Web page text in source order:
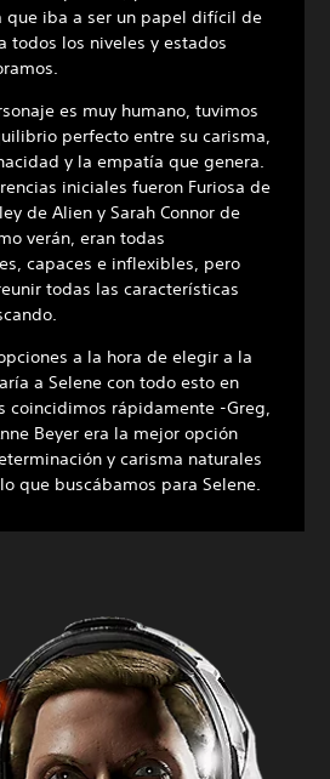
que iba a ser un papel difícil de
todos los niveles y estados
es muy humano, tuvimos
perfecto entre su carisma,
y la empatía que genera.
iniciales fueron Furiosa de
de Alien y Sarah Connor de
verán, eran todas
capaces e inflexibles, pero
todas las características
a la hora de elegir a la
a Selene con todo esto en
coincidimos rápidamente -Greg,
Beyer era la mejor opción
y carisma naturales
que buscábamos para Selene.